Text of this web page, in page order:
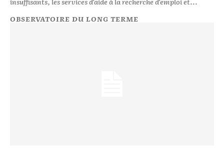
OBSERVATOIRE DU LONG TERME